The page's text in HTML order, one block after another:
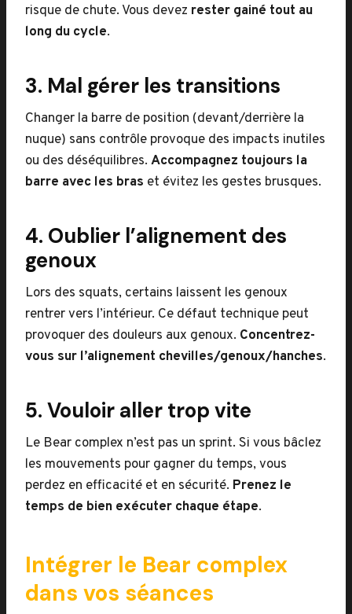
risque de chute. Vous devez rester gainé tout au
long du cycle.
3. Mal gérer les transitions
Changer la barre de position (devant/derrière la
nuque) sans contrôle provoque des impacts inutiles
ou des déséquilibres. Accompagnez toujours la
barre avec les bras et évitez les gestes brusques.
4. Oublier l’alignement des
genoux
Lors des squats, certains laissent les genoux
rentrer vers l’intérieur. Ce défaut technique peut
provoquer des douleurs aux genoux. Concentrez-
vous sur l’alignement chevilles/genoux/hanches.
5. Vouloir aller trop vite
Le Bear complex n’est pas un sprint. Si vous bâclez
les mouvements pour gagner du temps, vous
perdez en efficacité et en sécurité. Prenez le
temps de bien exécuter chaque étape.
Intégrer le Bear complex
dans vos séances